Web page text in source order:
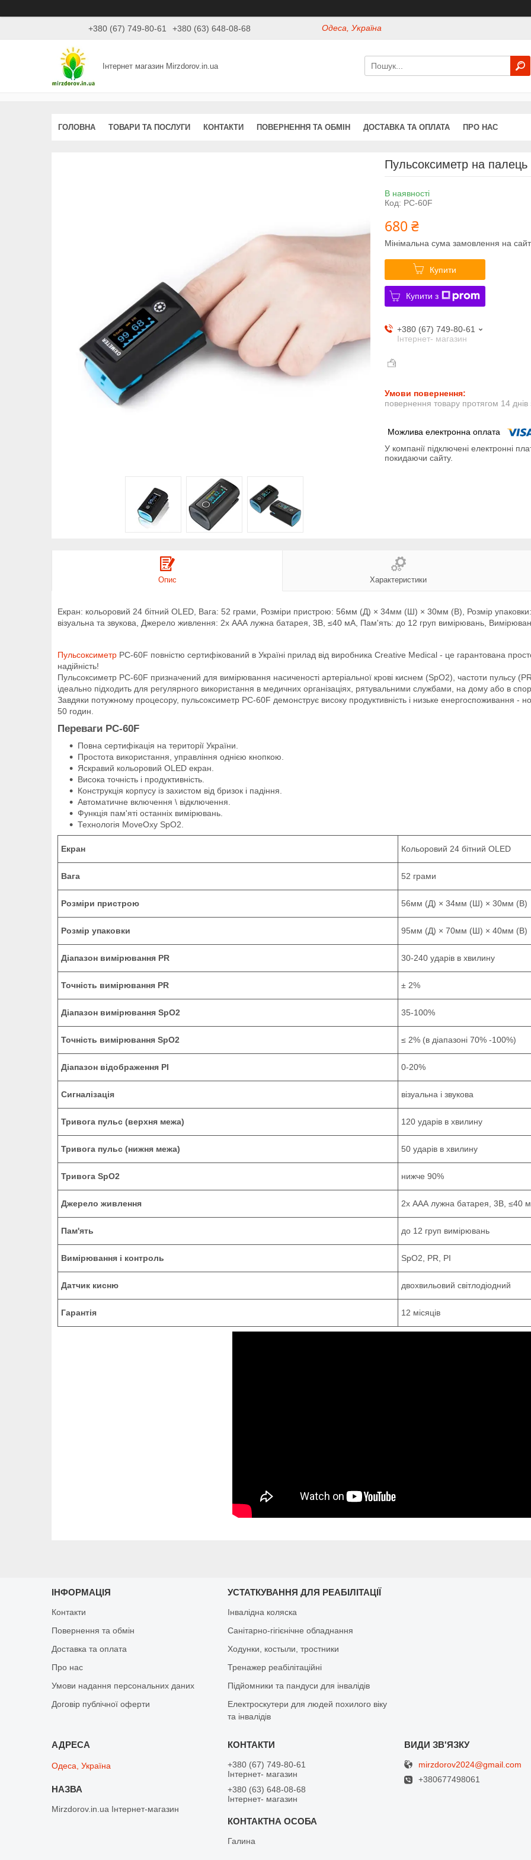
+380 (67) 749-80-61 +380 (63) 648-08-68 Одеса, Україна
Інтернет магазин Mirzdorov.in.ua
ГОЛОВНА ТОВАРИ ТА ПОСЛУГИ КОНТАКТИ ПОВЕРНЕННЯ ТА ОБМІН ДОСТАВКА ТА ОПЛАТА ПРО НАС
Пульсоксиметр на
В наявності
Код: PC-60F
680 ₴
Мінімальна сума замовлення на
Купити
Купити з
+380 (67) 749-80-61
Інтернет- магазин
повернення товару протягом 14 днів
У компанії підключені електронні
покидаючи сайту.
Опис Характеристики
Екран: кольоровий 24 бітний OLED, Вага: 52 грами, Розміри пристрою: 56мм (Д) × 34мм (Ш) × 30мм (В), Розмір
візуальна та звукова, Джерело живлення: 2х ААА лужна батарея, 3В, ≤40 мА, Пам'ять: до 12 груп вимірювань,
Пульсоксиметр PC-60F повністю сертифікований в Україні прилад від виробника Creative Medical - це гарантована
надійність!
Пульсоксиметр PC-60F призначений для вимірювання насиченості артеріальної крові киснем (SpO2), частоти пульсу
ідеально підходить для регулярного використання в медичних організаціях, рятувальними службами, на дому або в
Завдяки потужному процесору, пульсоксиметр PC-60F демонструє високу продуктивність і низьке енергоспоживання -
50 годин.
Переваги PC-60F
Повна сертифікація на території України.
Простота використання, управління однією кнопкою.
Яскравий кольоровий OLED екран.
Висока точність і продуктивність.
Конструкція корпусу із захистом від бризок і падіння.
Автоматичне включення \ відключення.
Функція пам'яті останніх вимірювань.
Технологія MoveOxy SpO2.
Екран Кольоровий 24 бітний OLED
Вага 52 грами
Розміри пристрою 56мм (Д) × 34мм (Ш) × 30мм (В)
Розмір упаковки 95мм (Д) × 70мм (Ш) × 40мм (В)
Діапазон вимірювання PR 30-240 ударів в хвилину
Точність вимірювання PR ± 2%
Діапазон вимірювання SpO2 35-100%
Точність вимірювання SpO2 ≤ 2% (в діапазоні 70% -100%)
Діапазон відображення PI 0-20%
Сигналізація візуальна і звукова
Тривога пульс (верхня межа) 120 ударів в хвилину
Тривога пульс (нижня межа) 50 ударів в хвилину
Тривога SpO2 нижче 90%
Джерело живлення 2х ААА лужна батарея, 3В, ≤40
Пам'ять до 12 груп вимірювань
Вимірювання і контроль SpO2, PR, PI
Датчик кисню двохвильовий світлодіодний
Гарантія 12 місяців
ІНФОРМАЦІЯ
Контакти
Повернення та обмін
Доставка та оплата
Про нас
Умови надання персональних даних
Договір публічної оферти
УСТАТКУВАННЯ ДЛЯ РЕАБІЛІТАЦІЇ
Інвалідна коляска
Санітарно-гігієнічне обладнання
Ходунки, костыли, тростники
Тренажер реабілітаційні
Підйомники та пандуси для інвалідів
Електроскутери для людей похилого віку
та інвалідів
Одеса, Україна
Mirzdorov.in.ua Інтернет-магазин
+380 (67) 749-80-61
Інтернет- магазин
+380 (63) 648-08-68
Інтернет- магазин
Галина
mirzdorov2024@gmail.com
+380677498061